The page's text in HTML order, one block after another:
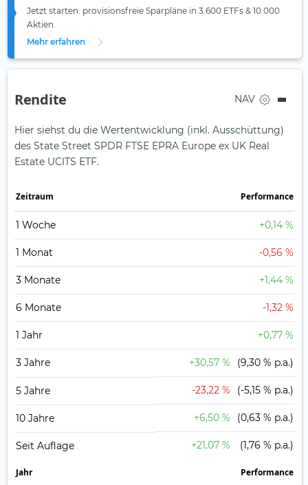
Jetzt starten: provisionsfreie Sparpläne in 3.600 ETFs & 10.000
Aktien.
Mehr erfahren
Rendite NAV
Hier siehst du die Wertentwicklung (inkl. Ausschüttung)
des State Street SPDR FTSE EPRA Europe ex UK Real
Estate UCITS ETF.
Zeit­raum Perfor­mance
1 Woche +0,14 %
1 Monat -0,56 %
3 Monate +1,44 %
6 Monate -1,32 %
1 Jahr +0,77 %
3 Jahre +30,57 % (9,30 % p.a.)
5 Jahre -23,22 % (-5,15 % p.a.)
10 Jahre +6,50 % (0,63 % p.a.)
Seit Auflage +21,07 % (1,76 % p.a.)
Jahr Perfor­mance